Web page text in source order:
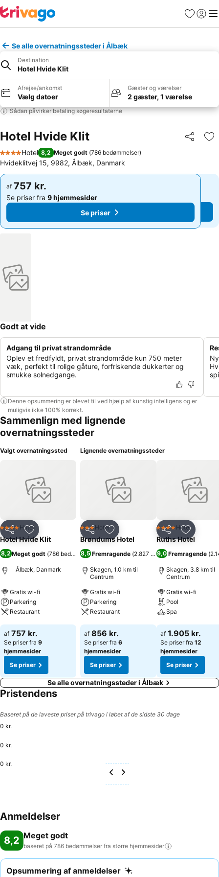
Favoritter
Log ind
Se alle overnatningssteder i Ålbæk
Destination
Hotel Hvide Klit
Afrejse/ankomst
Vælg datoer
Gæster og værelser
2 gæster, 1 værelse
Sådan påvirker betaling søgeresultaterne
Hotel Hvide Klit Del
4 Stjerner
Hotel 8,2 Meget godt (786 bedømmelser)
Hvideklitvej 15, 9982, Ålbæk, Danmark
af 757 kr.
Se priser fra 9 hjemmesider
Se priser
af 757 kr.
Se priser fra 9 hjemmesider
Se priser
Godt at vide
Adgang til privat strandområde
Oplev et fredfyldt, privat strandområde kun 750 meter
væk, perfekt til rolige gåture, forfriskende dukkerter og
smukke solnedgange.
Denne opsummering er blevet til ved hjælp af kunstig intelligens og er
muligvis ikke 100% korrekt.
Sammenlign med lignende
overnatningssteder
Valgt overnatningssted
Del Føj til favoritter
4 StjernerHotel
Hotel Hvide Klit
8,2 Meget godt (786 bedømmelser)
Ålbæk, Danmark
Gratis wi-fi
Parkering
Restaurant
Se priser
af 757 kr.
Se priser fra 9
hjemmesider
Se priser
Lignende overnatningssteder
Del Føj til favoritter
3 Stjerner
Hotel
Brøndums Hotel
8,5 Fremragende (2.827 bedømmelser)
Skagen, 1.0 km til
Centrum
Gratis wi-fi
Parkering
Restaurant
Se priser
af 856 kr.
Se priser fra 6
hjemmesider
Se priser
Del Føj til
4 StjernerHotel
Ruths Hotel
9,0 Fremragende (
Skagen, 3.8 km til
Centrum
Gratis wi-fi
Pool
Spa
Se priser
af 1.905 kr.
Se priser fra 12
hjemmesider
Se priser
Se alle overnatningssteder i Ålbæk
Pristendens
Baseret på de laveste priser på trivago i løbet af de sidste 30 dage
0 kr.
0 kr.
0 kr.
Anmeldelser
8,2 Meget godt
baseret på 786 bedømmelser fra større hjemmesider
Opsummering af anmeldelser